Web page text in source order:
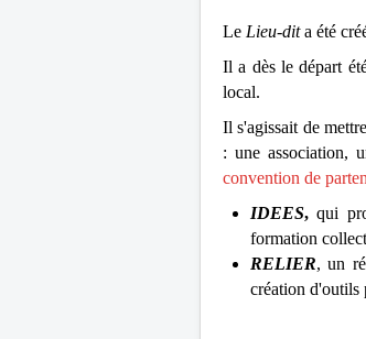
Le Lieu-dita été
Il a dès le départ
local.
Il s'agissait de
: une association,
convention de
IDEES, qui
formation
RELIER, un
création d'outils